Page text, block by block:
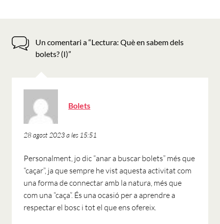
Un comentari a “Lectura: Què en sabem dels
bolets? (I)”
Bolets
28 agost 2023 a les 15:51
Personalment, jo dic “anar a buscar bolets” més que
“caçar”, ja que sempre he vist aquesta activitat com
una forma de connectar amb la natura, més que
com una “caça”. És una ocasió per a aprendre a
respectar el bosc i tot el que ens ofereix.